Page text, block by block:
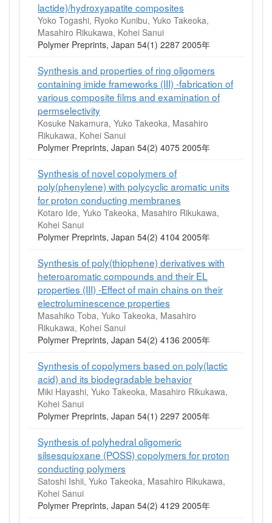
lactide)/hydroxyapatite composites
Yoko Togashi, Ryoko Kunibu, Yuko Takeoka,
Masahiro Rikukawa, Kohei Sanui
Polymer Preprints, Japan 54(1) 2287 2005年
Synthesis and properties of ring oligomers
containing imide frameworks (III) -fabrication of
various composite films and examination of
permselectivity
Kosuke Nakamura, Yuko Takeoka, Masahiro
Rikukawa, Kohei Sanui
Polymer Preprints, Japan 54(2) 4075 2005年
Synthesis of novel copolymers of
poly(phenylene) with polycyclic aromatic units
for proton conducting membranes
Kotaro Ide, Yuko Takeoka, Masahiro Rikukawa,
Kohei Sanui
Polymer Preprints, Japan 54(2) 4104 2005年
Synthesis of poly(thiophene) derivatives with
heteroaromatic compounds and their EL
properties (III) -Effect of main chains on their
electroluminescence properties
Masahiko Toba, Yuko Takeoka, Masahiro
Rikukawa, Kohei Sanui
Polymer Preprints, Japan 54(2) 4136 2005年
Synthesis of copolymers based on poly(lactic
acid) and its biodegradable behavior
Miki Hayashi, Yuko Takeoka, Masahiro Rikukawa,
Kohei Sanui
Polymer Preprints, Japan 54(1) 2297 2005年
Synthesis of polyhedral oligomeric
silsesquioxane (POSS) copolymers for proton
conducting polymers
Satoshi Ishii, Yuko Takeoka, Masahiro Rikukawa,
Kohei Sanui
Polymer Preprints, Japan 54(2) 4129 2005年